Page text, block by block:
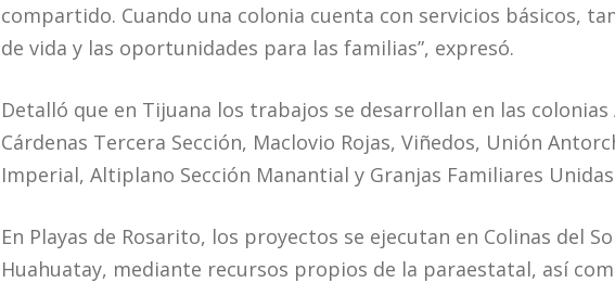
compartido. Cuando una colonia cuenta con servicios básicos,
de vida y las oportunidades para las familias”, expresó.
Detalló que en Tijuana los trabajos se desarrollan en las
Cárdenas Tercera Sección, Maclovio Rojas, Viñedos, Unión
Imperial, Altiplano Sección Manantial y Granjas Familiares
En Playas de Rosarito, los proyectos se ejecutan en Colinas del
Huahuatay, mediante recursos propios de la paraestatal, así